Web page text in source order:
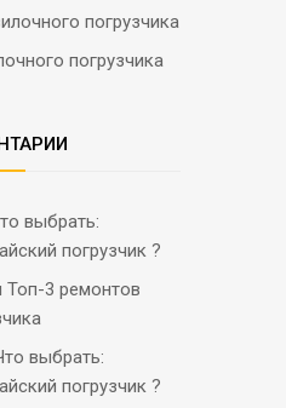
погрузчика
погрузчика
выбрать:
погрузчик ?
Топ-3 ремонтов
выбрать:
погрузчик ?